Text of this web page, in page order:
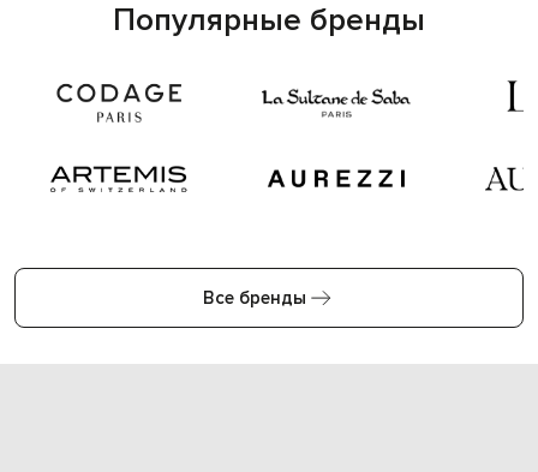
Популярные бренды
Все бренды